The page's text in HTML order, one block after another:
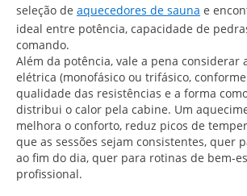
seleção de aquecedores de sauna e
ideal entre potência, capacidade de
comando.
Além da potência, vale a pena considerar
elétrica (monofásico ou trifásico,
qualidade das resistências e a forma
distribui o calor pela cabine. Um
melhora o conforto, reduz picos de
que as sessões sejam consistentes, quer
ao fim do dia, quer para rotinas de bem-
profissional.